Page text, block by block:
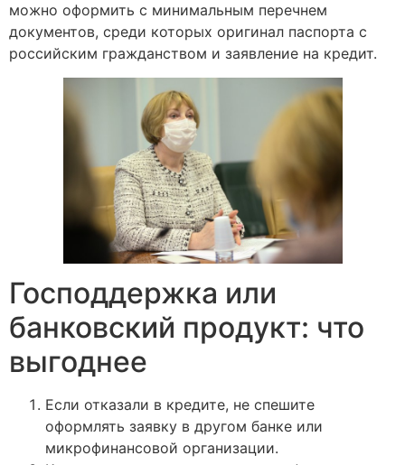
можно оформить с минимальным перечнем
документов, среди которых оригинал паспорта с
российским гражданством и заявление на кредит.
Господдержка или
банковский продукт: что
выгоднее
Если отказали в кредите, не спешите
оформлять заявку в другом банке или
микрофинансовой организации.